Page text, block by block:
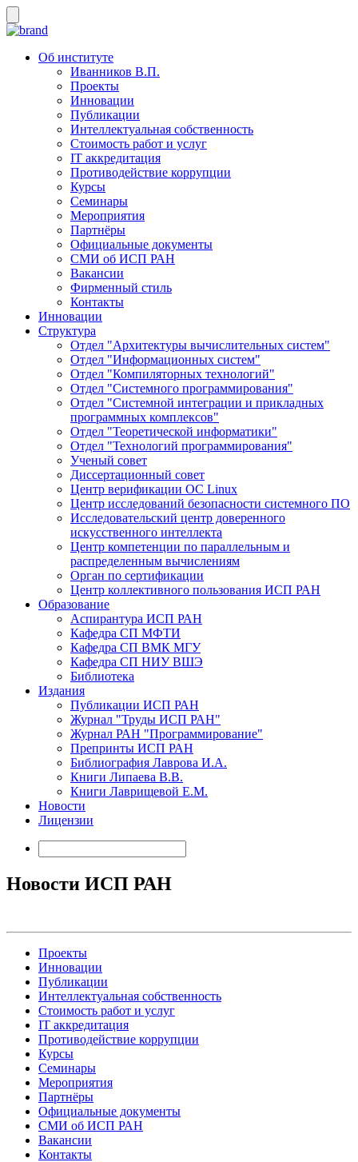
Об институте
Иванников В.П.
Проекты
Инновации
Публикации
Интеллектуальная собственность
Стоимость работ и услуг
IT аккредитация
Противодействие коррупции
Курсы
Семинары
Мероприятия
Партнёры
Официальные документы
СМИ об ИСП РАН
Вакансии
Фирменный стиль
Контакты
Инновации
Структура
Отдел "Архитектуры вычислительных систем"
Отдел "Информационных систем"
Отдел "Компиляторных технологий"
Отдел "Системного программирования"
Отдел "Системной интеграции и прикладных
программных комплексов"
Отдел "Теоретической информатики"
Отдел "Технологий программирования"
Ученый совет
Диссертационный совет
Центр верификации ОС Linux
Центр исследований безопасности системного ПО
Исследовательский центр доверенного
искусственного интеллекта
Центр компетенции по параллельным и
распределенным вычислениям
Орган по сертификации
Центр коллективного пользования ИСП РАН
Образование
Аспирантура ИСП РАН
Кафедра СП МФТИ
Кафедра СП ВМК МГУ
Кафедра СП НИУ ВШЭ
Библиотека
Издания
Публикации ИСП РАН
Журнал "Труды ИСП РАН"
Журнал РАН "Программирование"
Препринты ИСП РАН
Библиография Лаврова И.А.
Книги Липаева В.В.
Книги Лаврищевой Е.М.
Новости
Лицензии
Новости ИСП РАН
Проекты
Инновации
Публикации
Интеллектуальная собственность
Стоимость работ и услуг
IT аккредитация
Противодействие коррупции
Курсы
Семинары
Мероприятия
Партнёры
Официальные документы
СМИ об ИСП РАН
Вакансии
Контакты